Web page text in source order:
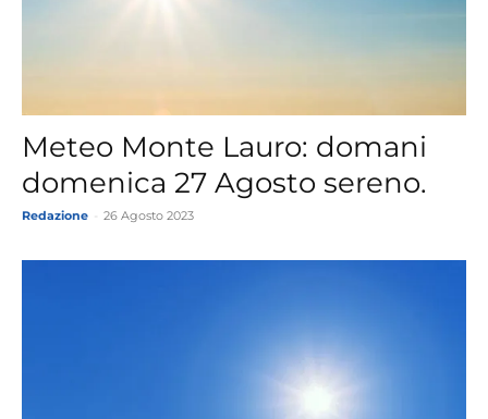
Meteo Monte Lauro: domani
domenica 27 Agosto sereno.
Redazione 26 Agosto 2023